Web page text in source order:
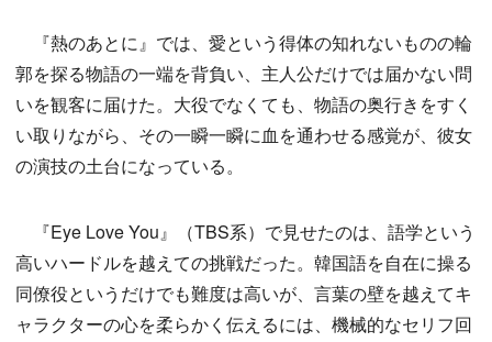
『熱のあとに』では、愛という得体の知れないものの輪
郭を探る物語の一端を背負い、主人公だけでは届かない問
いを観客に届けた。大役でなくても、物語の奥行きをすく
い取りながら、その一瞬一瞬に血を通わせる感覚が、彼女
の演技の土台になっている。
『Eye Love You』（TBS系）で見せたのは、語学という
高いハードルを越えての挑戦だった。韓国語を自在に操る
同僚役というだけでも難度は高いが、言葉の壁を越えてキ
ャラクターの心を柔らかく伝えるには、機械的なセリフ回